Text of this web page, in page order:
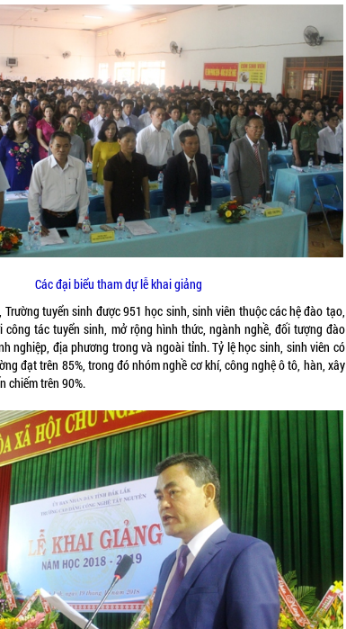
Các đại biểu tham dự lễ khai giảng
tuyển sinh được 951 học sinh, sinh viên thuộc các hệ đào tạo,
công tác tuyển sinh, mở rộng hình thức, ngành nghề, đối tượng đào
nghiệp, địa phương trong và ngoài tỉnh. Tỷ lệ học sinh, sinh viên có
đạt trên 85%, trong đó nhóm nghề cơ khí, công nghệ ô tô, hàn, xây
chiếm trên 90%.